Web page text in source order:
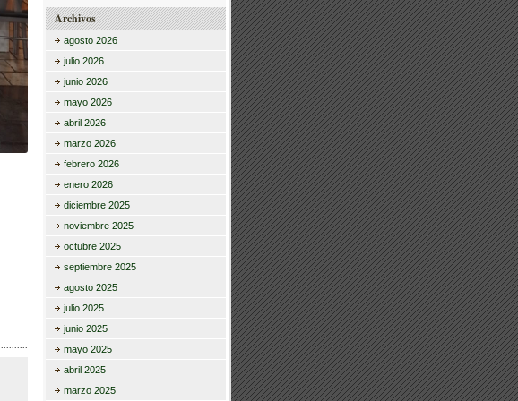
Archivos
agosto 2026
julio 2026
junio 2026
mayo 2026
abril 2026
marzo 2026
febrero 2026
enero 2026
diciembre 2025
noviembre 2025
octubre 2025
septiembre 2025
agosto 2025
julio 2025
junio 2025
mayo 2025
abril 2025
marzo 2025